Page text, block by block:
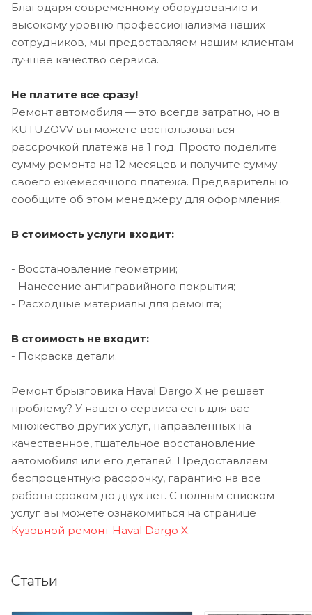
Благодаря современному оборудованию и
высокому уровню профессионализма наших
сотрудников, мы предоставляем нашим клиентам
лучшее качество сервиса.
Не платите все сразу!
Ремонт автомобиля — это всегда затратно, но в
KUTUZOVV вы можете воспользоваться
рассрочкой платежа на 1 год. Просто поделите
сумму ремонта на 12 месяцев и получите сумму
своего ежемесячного платежа. Предварительно
сообщите об этом менеджеру для оформления.
В стоимость услуги входит:
- Восстановление геометрии;
- Нанесение антигравийного покрытия;
- Расходные материалы для ремонта;
В стоимость не входит:
- Покраска детали.
Ремонт брызговика Haval Dargo X не решает
проблему? У нашего сервиса есть для вас
множество других услуг, направленных на
качественное, тщательное восстановление
автомобиля или его деталей. Предоставляем
беспроцентную рассрочку, гарантию на все
работы сроком до двух лет. С полным списком
услуг вы можете ознакомиться на странице
Кузовной ремонт Haval Dargo X.
Статьи